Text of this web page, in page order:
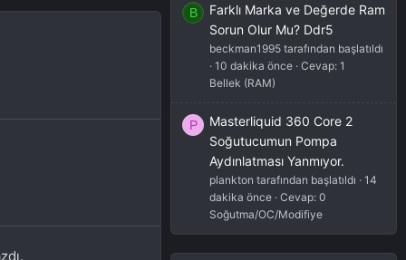
B
Farklı Marka ve Değerde Ram
Sorun Olur Mu? Ddr5
beckman1995 tarafından başlatıldı
10 dakika önce Cevap: 1
Bellek (RAM)
P
Masterliquid 360 Core 2
Soğutucumun Pompa
Aydınlatması Yanmıyor.
plankton tarafından başlatıldı
14
dakika önce Cevap: 0
Soğutma/OC/Modifiye